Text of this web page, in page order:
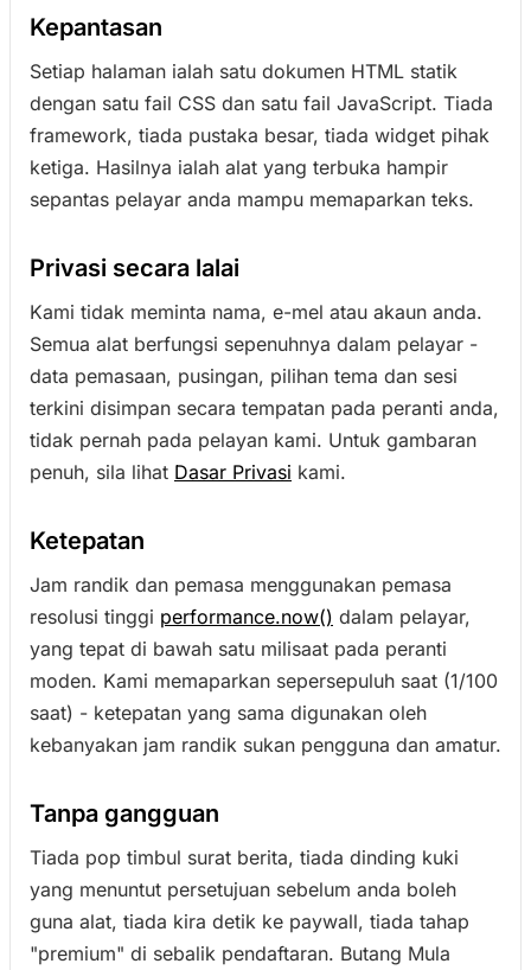
Kepantasan
Setiap halaman ialah satu dokumen HTML statik
dengan satu fail CSS dan satu fail JavaScript. Tiada
framework, tiada pustaka besar, tiada widget pihak
ketiga. Hasilnya ialah alat yang terbuka hampir
sepantas pelayar anda mampu memaparkan teks.
Privasi secara lalai
Kami tidak meminta nama, e-mel atau akaun anda.
Semua alat berfungsi sepenuhnya dalam pelayar -
data pemasaan, pusingan, pilihan tema dan sesi
terkini disimpan secara tempatan pada peranti anda,
tidak pernah pada pelayan kami. Untuk gambaran
penuh, sila lihat Dasar Privasi kami.
Ketepatan
Jam randik dan pemasa menggunakan pemasa
resolusi tinggi performance.now() dalam pelayar,
yang tepat di bawah satu milisaat pada peranti
moden. Kami memaparkan sepersepuluh saat (1/100
saat) - ketepatan yang sama digunakan oleh
kebanyakan jam randik sukan pengguna dan amatur.
Tanpa gangguan
Tiada pop timbul surat berita, tiada dinding kuki
yang menuntut persetujuan sebelum anda boleh
guna alat, tiada kira detik ke paywall, tiada tahap
"premium" di sebalik pendaftaran. Butang Mula